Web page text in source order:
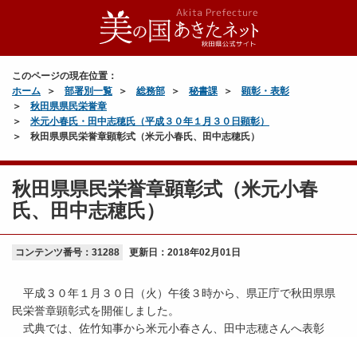
このページの現在位置：
ホーム
部署別一覧 総務部 秘書課
顕彰・表彰
秋田県県民栄誉章
米元小春氏・田中志穂氏（平成３０年１月３０日顕彰）
秋田県県民栄誉章顕彰式（米元小春氏、田中志穂氏）
秋田県県民栄誉章顕彰式（米元小春
氏、田中志穂氏）
コンテンツ番号：31288 更新日： 2018年02月01日
平成３０年１月３０日（火）午後３時から、県正庁で秋田県県
民栄誉章顕彰式を開催しました。
式典では、佐竹知事から米元小春さん、田中志穂さんへ表彰